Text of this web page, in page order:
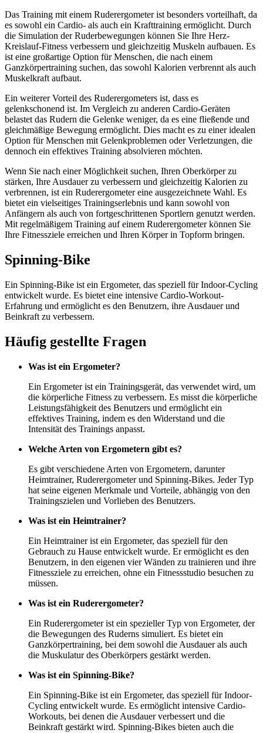
Das Training mit einem Ruderergometer ist besonders vorteilhaft, da
es sowohl ein Cardio- als auch ein Krafttraining ermöglicht. Durch
die Simulation der Ruderbewegungen können Sie Ihre Herz-
Kreislauf-Fitness verbessern und gleichzeitig Muskeln aufbauen. Es
ist eine großartige Option für Menschen, die nach einem
Ganzkörpertraining suchen, das sowohl Kalorien verbrennt als auch
Muskelkraft aufbaut.
Ein weiterer Vorteil des Ruderergometers ist, dass es
gelenkschonend ist. Im Vergleich zu anderen Cardio-Geräten
belastet das Rudern die Gelenke weniger, da es eine fließende und
gleichmäßige Bewegung ermöglicht. Dies macht es zu einer idealen
Option für Menschen mit Gelenkproblemen oder Verletzungen, die
dennoch ein effektives Training absolvieren möchten.
Wenn Sie nach einer Möglichkeit suchen, Ihren Oberkörper zu
stärken, Ihre Ausdauer zu verbessern und gleichzeitig Kalorien zu
verbrennen, ist ein Ruderergometer eine ausgezeichnete Wahl. Es
bietet ein vielseitiges Trainingserlebnis und kann sowohl von
Anfängern als auch von fortgeschrittenen Sportlern genutzt werden.
Mit regelmäßigem Training auf einem Ruderergometer können Sie
Ihre Fitnessziele erreichen und Ihren Körper in Topform bringen.
Spinning-Bike
Ein Spinning-Bike ist ein Ergometer, das speziell für Indoor-Cycling
entwickelt wurde. Es bietet eine intensive Cardio-Workout-
Erfahrung und ermöglicht es den Benutzern, ihre Ausdauer und
Beinkraft zu verbessern.
Häufig gestellte Fragen
Was ist ein Ergometer?
Ein Ergometer ist ein Trainingsgerät, das verwendet wird, um
die körperliche Fitness zu verbessern. Es misst die körperliche
Leistungsfähigkeit des Benutzers und ermöglicht ein
effektives Training, indem es den Widerstand und die
Intensität des Trainings anpasst.
Welche Arten von Ergometern gibt es?
Es gibt verschiedene Arten von Ergometern, darunter
Heimtrainer, Ruderergometer und Spinning-Bikes. Jeder Typ
hat seine eigenen Merkmale und Vorteile, abhängig von den
Trainingszielen und Vorlieben des Benutzers.
Was ist ein Heimtrainer?
Ein Heimtrainer ist ein Ergometer, das speziell für den
Gebrauch zu Hause entwickelt wurde. Er ermöglicht es den
Benutzern, in den eigenen vier Wänden zu trainieren und ihre
Fitnessziele zu erreichen, ohne ein Fitnessstudio besuchen zu
müssen.
Was ist ein Ruderergometer?
Ein Ruderergometer ist ein spezieller Typ von Ergometer, der
die Bewegungen des Ruderns simuliert. Es bietet ein
Ganzkörpertraining, bei dem sowohl die Ausdauer als auch
die Muskulatur des Oberkörpers gestärkt werden.
Was ist ein Spinning-Bike?
Ein Spinning-Bike ist ein Ergometer, das speziell für Indoor-
Cycling entwickelt wurde. Es ermöglicht intensive Cardio-
Workouts, bei denen die Ausdauer verbessert und die
Beinkraft gestärkt wird. Spinning-Bikes bieten auch die